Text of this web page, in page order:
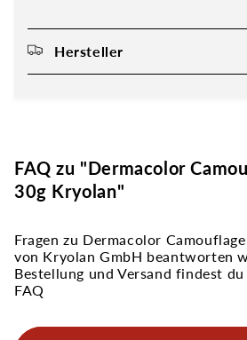
Hersteller
FAQ zu "Dermacolor
30g Kryolan"
Fragen zu Dermacolor
von Kryolan GmbH beantworten
Bestellung und Versand findest
FAQ